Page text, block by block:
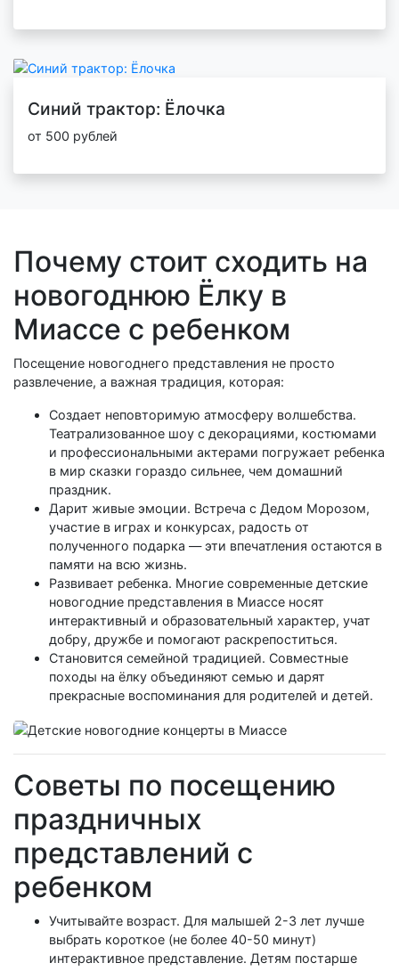
Синий трактор: Ёлочка
от 500 рублей
Почему стоит сходить на
новогоднюю Ёлку в
Миассе с ребенком
Посещение новогоднего представления не просто
развлечение, а важная традиция, которая:
Создает неповторимую атмосферу волшебства.
Театрализованное шоу с декорациями, костюмами
и профессиональными актерами погружает ребенка
в мир сказки гораздо сильнее, чем домашний
праздник.
Дарит живые эмоции. Встреча с Дедом Морозом,
участие в играх и конкурсах, радость от
полученного подарка — эти впечатления остаются в
памяти на всю жизнь.
Развивает ребенка. Многие современные детские
новогодние представления в Миассе носят
интерактивный и образовательный характер, учат
добру, дружбе и помогают раскрепоститься.
Становится семейной традицией. Совместные
походы на ёлку объединяют семью и дарят
прекрасные воспоминания для родителей и детей.
Советы по посещению
праздничных
представлений с
ребенком
Учитывайте возраст. Для малышей 2-3 лет лучше
выбрать короткое (не более 40-50 минут)
интерактивное представление. Детям постарше